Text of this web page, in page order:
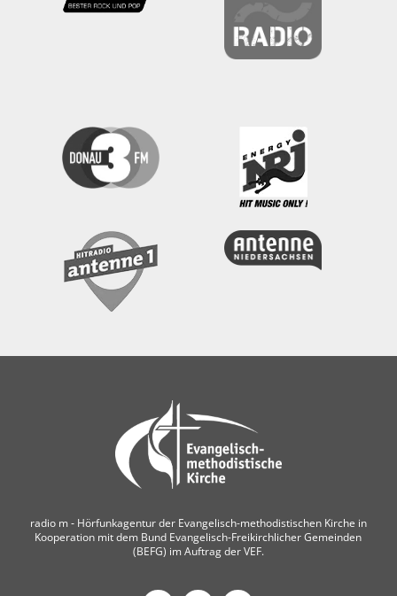
radio m ‐ Hörfunkagentur der Evangelisch-methodistischen Kirche in
Kooperation mit dem Bund Evangelisch-Freikirchlicher Gemeinden
(BEFG) im Auftrag der VEF.